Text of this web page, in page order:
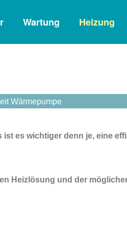
Wartung Heizung
es wichtiger denn je, eine
Heizlösung und der